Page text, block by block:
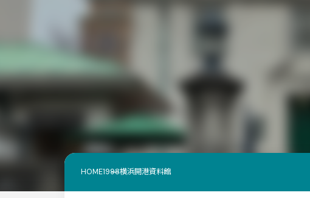
HOME1998横浜開港資料館